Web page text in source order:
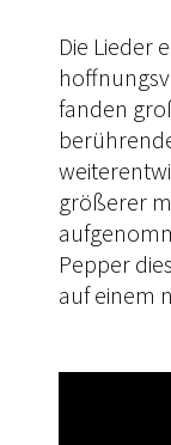
Die Lieder
fanden
größerer
Pepper
auf einem